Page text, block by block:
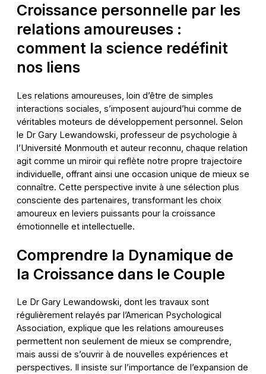
Croissance personnelle par les
relations amoureuses :
comment la science redéfinit
nos liens
Les relations amoureuses, loin d’être de simples
interactions sociales, s’imposent aujourd’hui comme de
véritables moteurs de développement personnel. Selon
le Dr Gary Lewandowski, professeur de psychologie à
l’Université Monmouth et auteur reconnu, chaque relation
agit comme un miroir qui reflète notre propre trajectoire
individuelle, offrant ainsi une occasion unique de mieux se
connaître. Cette perspective invite à une sélection plus
consciente des partenaires, transformant les choix
amoureux en leviers puissants pour la croissance
émotionnelle et intellectuelle.
Comprendre la Dynamique de
la Croissance dans le Couple
Le Dr Gary Lewandowski, dont les travaux sont
régulièrement relayés par l’American Psychological
Association, explique que les relations amoureuses
permettent non seulement de mieux se comprendre,
mais aussi de s’ouvrir à de nouvelles expériences et
perspectives. Il insiste sur l’importance de l’expansion de